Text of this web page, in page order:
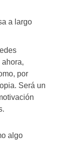
a largo
por
Será un
algo